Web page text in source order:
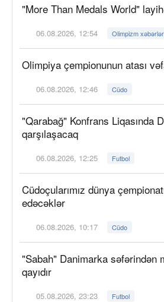
"More Than Medals World"
06.08.2026, 12:54 Olimpizm
Olimpiya çempionunun atası
06.08.2026, 12:46 Cüdo
"Qarabağ" Konfrans Liqasında
qarşılaşacaq
06.08.2026, 12:25 Futbol
Cüdoçularımız dünya
edəcəklər
06.08.2026, 10:17 Cüdo
"Sabah" Danimarka səfərindən
qayıdır
05.08.2026, 23:23 Futbol